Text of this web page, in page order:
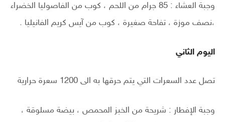
وجبة العشاء : 85 جرام من اللحم ، كوب من الفاصوليا الخضراء
،نصف موزة ، تفاحة صغيرة ، كوب من آيس كريم الفانيليا .
اليوم الثاني
تصل عدد السعرات التي يتم حرقها به الى 1200 سعرة حرارية
وجبة الإفطار : شريحة من الخبز المحمص ، بيضة مسلوقة ،